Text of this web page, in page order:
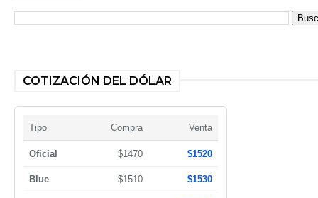
COTIZACIÓN DEL DÓLAR
Tipo Compra Venta
Oficial $1470 $1520
Blue $1510 $1530